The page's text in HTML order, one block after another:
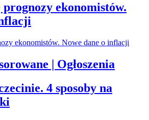
prognozy ekonomistów.
| Ogłoszenia
4 sposoby na